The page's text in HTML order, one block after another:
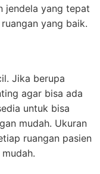
jendela yang tepat
yang baik.
Jika berupa
agar bisa ada
untuk bisa
mudah. Ukuran
ruangan pasien